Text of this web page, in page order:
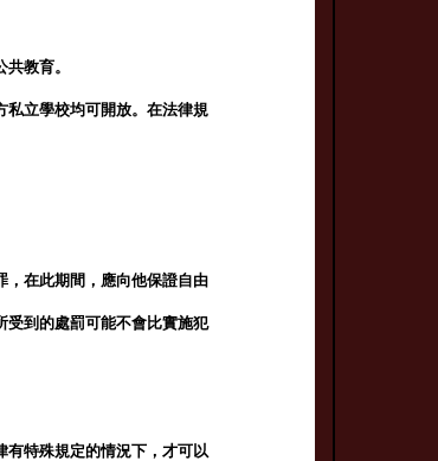
教育。
私立學校均可開放。在法律規
，在此期間，應向他保證自由
受到的處罰可能不會比實施犯
有特殊規定的情況下，才可以